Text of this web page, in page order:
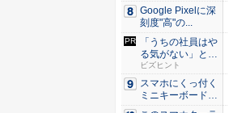
amo...
Google Pixelに深
刻度"高"の...
「うちの社員はや
る気がない」と嘆
くリーダ...
ビズヒント
スマホにくっ付く
ミニキーボード！
触ってわ...